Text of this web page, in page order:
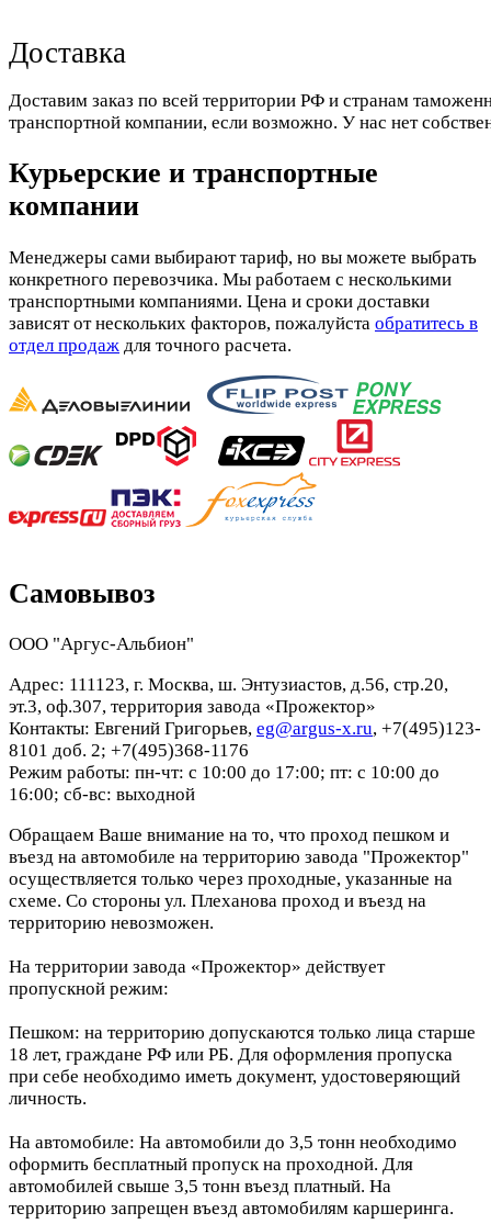
Доставка
Доставим заказ по всей территории РФ и странам
транспортной компании, если возможно. У нас нет
Курьерские и транспортные
компании
Менеджеры сами выбирают тариф, но вы можете выбрать
конкретного перевозчика. Мы работаем с несколькими
транспортными компаниями. Цена и сроки доставки
зависят от нескольких факторов, пожалуйста обратитесь в
отдел продаж для точного расчета.
Самовывоз
ООО "Аргус-Альбион"
Адрес: 111123, г. Москва, ш. Энтузиастов, д.56, стр.20,
эт.3, оф.307, территория завода «Прожектор»
Контакты: Евгений Григорьев, eg@argus-x.ru, +7(495)123-
8101 доб. 2; +7(495)368-1176
Режим работы: пн-чт: с 10:00 до 17:00; пт: с 10:00 до
16:00; сб-вс: выходной
Обращаем Ваше внимание на то, что проход пешком и
въезд на автомобиле на территорию завода "Прожектор"
осуществляется только через проходные, указанные на
схеме. Со стороны ул. Плеханова проход и въезд на
территорию невозможен.
На территории завода «Прожектор» действует
пропускной режим:
Пешком: на территорию допускаются только лица старше
18 лет, граждане РФ или РБ. Для оформления пропуска
при себе необходимо иметь документ, удостоверяющий
личность.
На автомобиле: На автомобили до 3,5 тонн необходимо
оформить бесплатный пропуск на проходной. Для
автомобилей свыше 3,5 тонн въезд платный. На
территорию запрещен въезд автомобилям каршеринга.